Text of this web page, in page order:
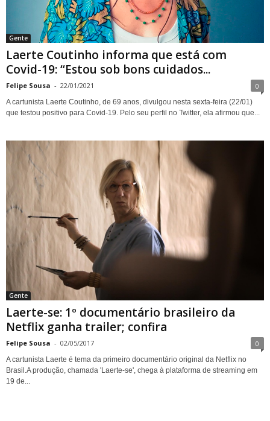
Gente
Laerte Coutinho informa que está com
Covid-19: “Estou sob bons cuidados...
Felipe Sousa - 22/01/2021 0
A cartunista Laerte Coutinho, de 69 anos, divulgou nesta sexta-feira (22/01)
que testou positivo para Covid-19. Pelo seu perfil no Twitter, ela afirmou que...
Gente
Laerte-se: 1º documentário brasileiro da
Netflix ganha trailer; confira
Felipe Sousa - 02/05/2017 0
A cartunista Laerte é tema da primeiro documentário original da Netflix no
Brasil.A produção, chamada 'Laerte-se', chega à plataforma de streaming em
19 de...